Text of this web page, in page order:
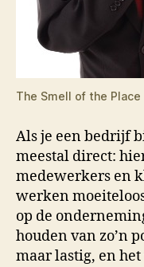
The Smell of the Place
Als je een bedrijf
meestal direct:
medewerkers en
werken
op de
houden van zo’n
maar lastig, en